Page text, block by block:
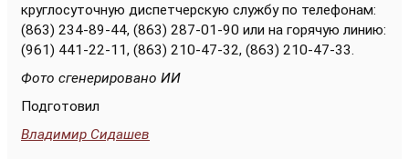
круглосуточную диспетчерскую службу по телефонам:
(863) 234-89-44, (863) 287-01-90 или на горячую линию:
(961) 441-22-11, (863) 210-47-32, (863) 210-47-33.
Фото сгенерировано ИИ
Подготовил
Владимир Сидашев